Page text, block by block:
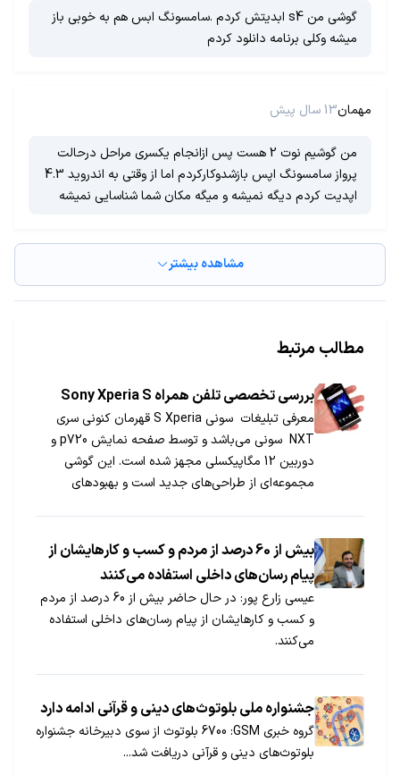
گوشی من s4 ابدیتش کردم .سامسونگ ابس هم به خوبی باز
میشه وکلی برنامه دانلود کردم
مهمان13 سال پیش
من گوشیم نوت 2 هست پس ازانجام یکسری مراحل درحالت
پرواز سامسونگ اپس بازشدوکارکردم اما از وقتی به اندروید 4.3
اپدیت کردم دیگه نمیشه و میگه مکان شما شناسایی نمیشه
مشاهده بیشتر
مطالب مرتبط
بررسی تخصصی تلفن همراه Sony Xperia S
معرفی تبلیغات سونی S Xperia قهرمان کنونی سری
NXT سونی می‌باشد و توسط صفحه نمایش p720 و
دوربین 12 مگاپیکسلی مجهز شده است. این گوشی
مجموعه‌ای از طراحی‌های جدید است و بهبودهای
پردازش‌گرهای 4 هسته‌ای و سیستم […]بیش از 60 درصد از مردم و کسب‌ و کارهایشان از
پیام‌ رسان‌های داخلی استفاده می‌کنند
عیسی زارع پور: در حال‌ حاضر بیش از 60 درصد از مردم
و کسب‌ و کارهایشان از پیام‌ رسان‌های داخلی استفاده
می‌کنند.
جشنواره ملی بلوتوث‌های دینی و قرآنی ادامه دارد
گروه خبری GSM‏: 6700 بلوتوث از سوی دبیرخانه جشنواره
بلوتوث‌های دینی و قرآنی دریافت شد...